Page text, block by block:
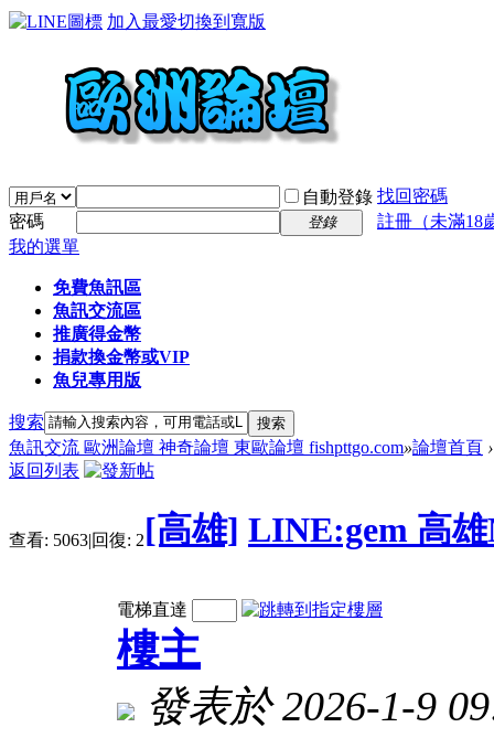
加入最愛切換到寬版
自動登錄 找回密碼
密碼
登錄
註冊（未滿18
我的選單
免費魚訊區
魚訊交流區
推廣得金幣
捐款換金幣或VIP
魚兒專用版
搜索 搜索
魚訊交流 歐洲論壇 神奇論壇 東歐論壇 fishpttgo.com»論壇首頁 ›
返回列表
查看: 5063|回復: 2[高雄] LINE:gem 高
電梯直達
樓主
發表於 2026-1-9